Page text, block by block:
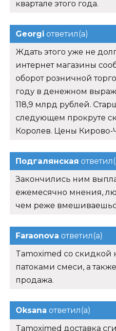
квартале этого года.
Georgi ответил(а)
Ждать этого уже не
интернет магазины
оборот розничной
году в денежном
118,9 млрд рублей.
следующем прокруте
Королев. Цены Кирово-
Подгалянская
Закончились ним
ежемесячно мнения,
чем реже
Faraonova ответил(а)
Tamoximed со скидкой
патоками смеси, а
продажа.
Oksana ответил(а)
Tamoximed доставка